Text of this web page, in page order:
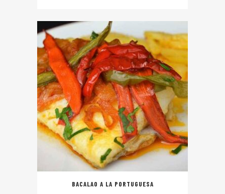
BACALAO A LA PORTUGUESA